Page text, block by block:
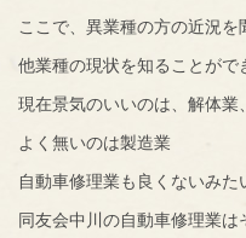
ここで、異業種の方の近況を
他業種の現状を知ることがで
現在景気のいいのは、解体業
よく無いのは製造業
自動車修理業も良くないみた
同友会中川の自動車修理業は